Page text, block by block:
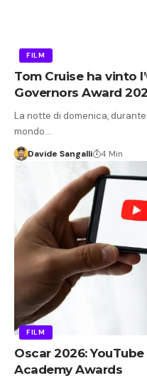
FILM
Tom Cruise ha vinto
Governors Award
La notte di domenica,
mondo…
Davide Sangalli 4 Min
FILM
Oscar 2026:
Academy Awards